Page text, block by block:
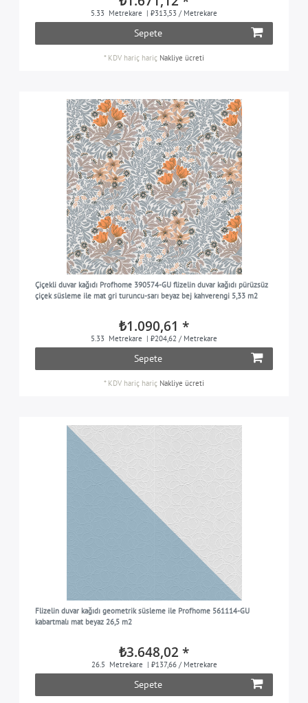
5.33 Metrekare | ₺313,53 / Metrekare
Sepete
* KDV hariç hariç Nakliye ücreti
Çiçekli duvar kağıdı Profhome 390574-GU flizelin duvar kağıdı pürüzsüz
çiçek süsleme ile mat gri turuncu-sarı beyaz bej kahverengi 5,33 m2
₺1.090,61 *
5.33 Metrekare | ₺204,62 / Metrekare
Sepete
* KDV hariç hariç Nakliye ücreti
Flizelin duvar kağıdı geometrik süsleme ile Profhome 561114-GU
kabartmalı mat beyaz 26,5 m2
₺3.648,02 *
26.5 Metrekare | ₺137,66 / Metrekare
Sepete